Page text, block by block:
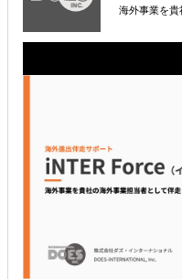
許認可や規制調査など輸出
海外事業を貴